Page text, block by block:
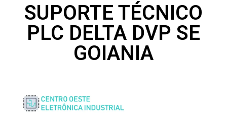
SUPORTE TÉCNICO
PLC DELTA DVP SE
GOIANIA